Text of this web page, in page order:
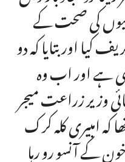
کی صحت کے
کیا اور بتایا کہ دو
ہے اور اب وہ
وزیر زراعت میجر
کہ امبیری کلہ کرک
کے آنسو رو رہا